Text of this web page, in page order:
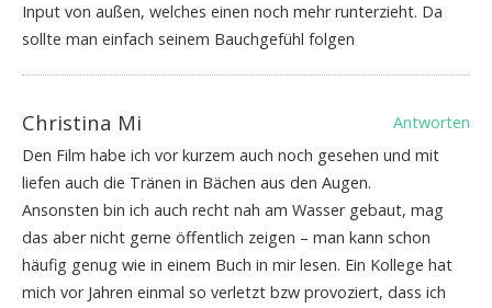
Input von außen, welches einen noch mehr runterzieht. Da
sollte man einfach seinem Bauchgefühl folgen
Christina Mi
Antworten
Den Film habe ich vor kurzem auch noch gesehen und mit
liefen auch die Tränen in Bächen aus den Augen.
Ansonsten bin ich auch recht nah am Wasser gebaut, mag
das aber nicht gerne öffentlich zeigen – man kann schon
häufig genug wie in einem Buch in mir lesen. Ein Kollege hat
mich vor Jahren einmal so verletzt bzw provoziert, dass ich